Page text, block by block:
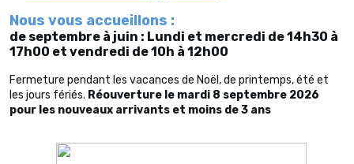
Nous vous accueillons :
de septembre à juin : Lundi et mercredi de 14h30 à
17h00 et vendredi de 10h à 12h00
Fermeture pendant les vacances de Noël, de printemps, été et
les jours fériés. Réouverture le mardi 8 septembre 2026
pour les nouveaux arrivants et moins de 3 ans